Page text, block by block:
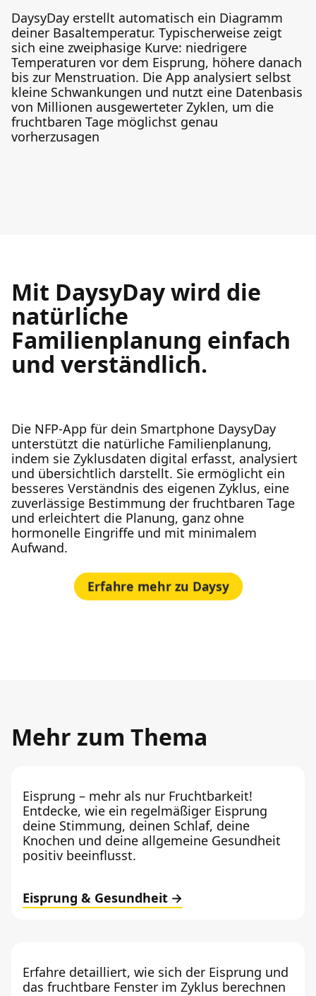
DaysyDay erstellt automatisch ein Diagramm
deiner Basaltemperatur. Typischerweise zeigt
sich eine zweiphasige Kurve: niedrigere
Temperaturen vor dem Eisprung, höhere danach
bis zur Menstruation. Die App analysiert selbst
kleine Schwankungen und nutzt eine Datenbasis
von Millionen ausgewerteter Zyklen, um die
fruchtbaren Tage möglichst genau
vorherzusagen
Mit DaysyDay wird die
natürliche
Familienplanung einfach
und verständlich.
Die NFP-App für dein Smartphone DaysyDay
unterstützt die natürliche Familienplanung,
indem sie Zyklusdaten digital erfasst, analysiert
und übersichtlich darstellt. Sie ermöglicht ein
besseres Verständnis des eigenen Zyklus, eine
zuverlässige Bestimmung der fruchtbaren Tage
und erleichtert die Planung, ganz ohne
hormonelle Eingriffe und mit minimalem
Aufwand.
Erfahre mehr zu Daysy
Mehr zum Thema
Eisprung – mehr als nur Fruchtbarkeit!
Entdecke, wie ein regelmäßiger Eisprung
deine Stimmung, deinen Schlaf, deine
Knochen und deine allgemeine Gesundheit
positiv beeinflusst.
Eisprung & Gesundheit
Erfahre detailliert, wie sich der Eisprung und
das fruchtbare Fenster im Zyklus berechnen